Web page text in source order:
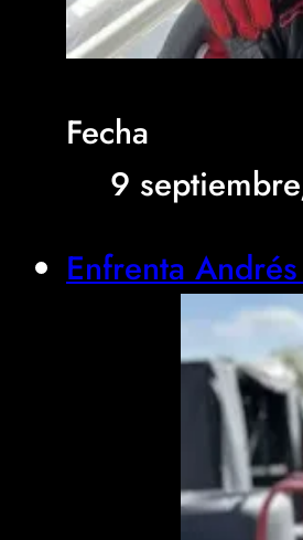
Fecha
9
Enfrenta